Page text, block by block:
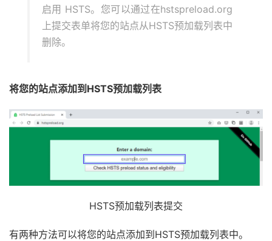
启用 HSTS。您可以通过在hstspreload.org
上提交表单将您的站点从HSTS预加载列表中
删除。
将您的站点添加到HSTS预加载列表
HSTS预加载列表提交
有两种方法可以将您的站点添加到HSTS预加载列表中。